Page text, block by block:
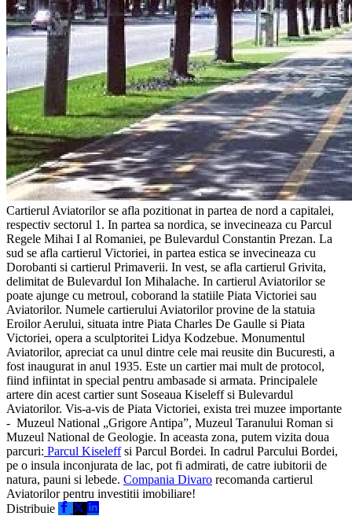
Cartierul Aviatorilor se afla pozitionat in partea de nord a capitalei,
respectiv sectorul 1. In partea sa nordica, se invecineaza cu Parcul
Regele Mihai I al Romaniei, pe Bulevardul Constantin Prezan. La
sud se afla cartierul Victoriei, in partea estica se invecineaza cu
Dorobanti si cartierul Primaverii. In vest, se afla cartierul Grivita,
delimitat de Bulevardul Ion Mihalache. In cartierul Aviatorilor se
poate ajunge cu metroul, coborand la statiile Piata Victoriei sau
Aviatorilor. Numele cartierului Aviatorilor provine de la statuia
Eroilor Aerului, situata intre Piata Charles De Gaulle si Piata
Victoriei, opera a sculptoritei Lidya Kodzebue. Monumentul
Aviatorilor, apreciat ca unul dintre cele mai reusite din Bucuresti, a
fost inaugurat in anul 1935. Este un cartier mai mult de protocol,
fiind infiintat in special pentru ambasade si armata. Principalele
artere din acest cartier sunt Soseaua Kiseleff si Bulevardul
Aviatorilor. Vis-a-vis de Piata Victoriei, exista trei muzee importante
- Muzeul National „Grigore Antipa”, Muzeul Taranului Roman si
Muzeul National de Geologie. In aceasta zona, putem vizita doua
parcuri: Parcul Kiseleffsi Parcul Bordei. In cadrul Parcului Bordei,
pe o insula inconjurata de lac, pot fi admirati, de catre iubitorii de
natura, pauni si lebede. Compania Divaro recomanda cartierul
Aviatorilor pentru investitii imobiliare!
Distribuie